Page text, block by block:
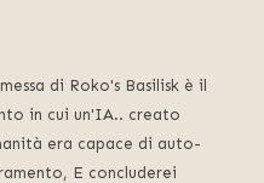
di Roko's Basilisk è il
in cui un'IA.. creato
era capace di auto-
E concluderei